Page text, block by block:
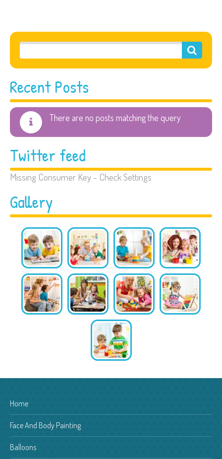
Recent Posts
There are no posts matching the query
Twitter feed
Missing Consumer Key - Check Settings
Gallery
Home
Face And Body Painting
Balloons